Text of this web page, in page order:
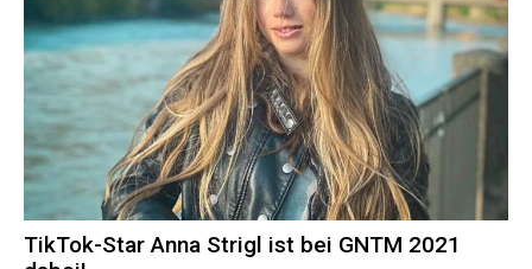
TikTok-Star Anna Strigl ist bei GNTM 2021